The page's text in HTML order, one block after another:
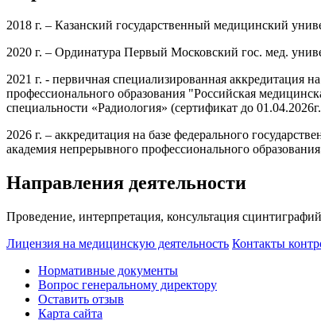
2018 г. – Казанский государственный медицинский
2020 г. – Ординатура Первый Московский гос. мед.
2021 г. - первичная специализированная
профессионального образования "Российская
специальности «Радиология» (сертификат до
2026 г. – аккредитация на базе федерального
академия непрерывного профессионального
Направления деятельности
Проведение, интерпретация, консультация
Лицензия на медицинскую деятельность Контакты
Нормативные документы
Вопрос генеральному директору
Оставить отзыв
Карта сайта